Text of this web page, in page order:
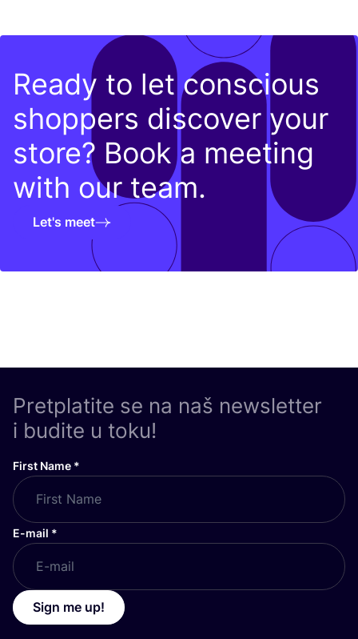
Ready to let conscious
shoppers discover your
store? Book a meeting
with our team.
Let's meet
Pretplatite se na naš newsletter
i budite u toku!
First Name *
E-mail *
Sign me up!